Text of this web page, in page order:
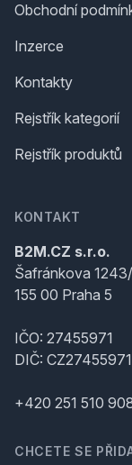
Obchodní
Inzerce
Kontakty
Rejstřík kategorií
Rejstřík produktů
KONTAKT
B2M.CZ s.r.o.
Šafránkova
155 00 Praha 5
IČO: 27455971
DIČ: CZ27455971
+420 251 510
CHCETE SE